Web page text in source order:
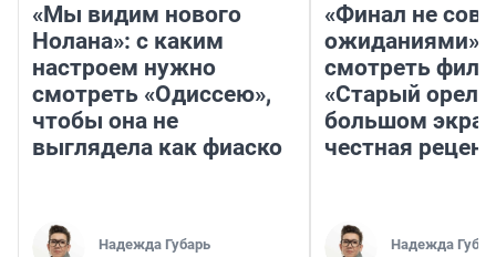
«Мы видим нового
Нолана»: с каким
настроем нужно
смотреть «Одиссею»,
чтобы она не
выглядела как фиаско
Надежда Губарь
«Финал не
ожиданиями»:
смотреть
«Старый орел»
большом
честная
Надежда